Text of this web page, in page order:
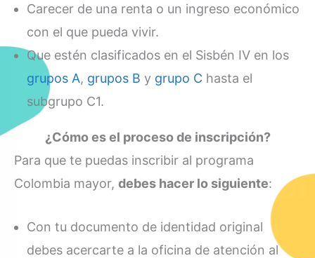
Carecer de una renta o un ingreso económico
con el que pueda vivir.
Que estén clasificados en el Sisbén IV en los
grupos A, grupos B y grupo C hasta el
subgrupo C1.
¿Cómo es el proceso de inscripción?
Para que te puedas inscribir al programa
Colombia mayor, debes hacer lo siguiente:
Con tu documento de identidad original
debes acercarte a la oficina de atención al